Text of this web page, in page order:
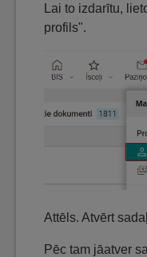
Lai to izdarītu,
profils".
Attēls. Atvērt
Pēc tam jāatver